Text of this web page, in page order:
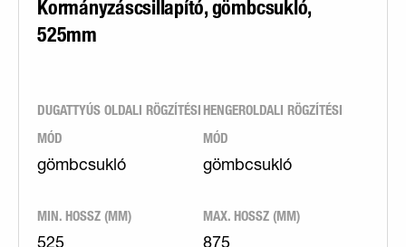
Kormányzáscsillapító, gömbcsukló,
525mm
DUGATTYÚS OLDALI RÖGZÍTÉSI
MÓD
gömbcsukló
HENGEROLDALI RÖGZÍTÉSI
MÓD
gömbcsukló
MIN. HOSSZ (MM) MAX. HOSSZ (MM)